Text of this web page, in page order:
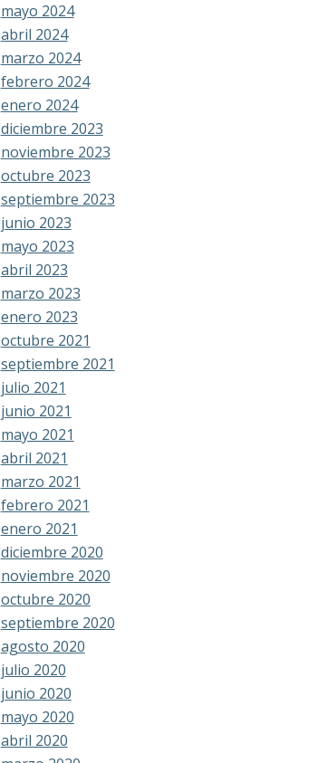
mayo 2024
abril 2024
marzo 2024
febrero 2024
enero 2024
diciembre 2023
noviembre 2023
octubre 2023
septiembre 2023
junio 2023
mayo 2023
abril 2023
marzo 2023
enero 2023
octubre 2021
septiembre 2021
julio 2021
junio 2021
mayo 2021
abril 2021
marzo 2021
febrero 2021
enero 2021
diciembre 2020
noviembre 2020
octubre 2020
septiembre 2020
agosto 2020
julio 2020
junio 2020
mayo 2020
abril 2020